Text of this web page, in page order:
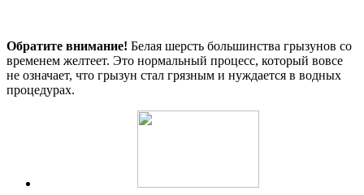
Обратите внимание! Белая шерсть большинства грызунов со
временем желтеет. Это нормальный процесс, который вовсе
не означает, что грызун стал грязным и нуждается в водных
процедурах.